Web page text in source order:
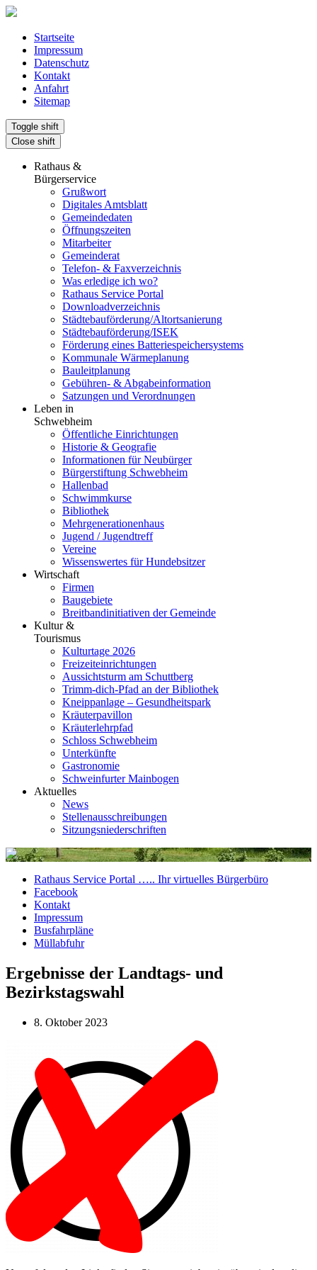
Startseite
Impressum
Datenschutz
Kontakt
Anfahrt
Sitemap
Toggle shift
Close shift
Rathaus &
Bürgerservice
Grußwort
Digitales Amtsblatt
Gemeindedaten
Öffnungszeiten
Mitarbeiter
Gemeinderat
Telefon- & Faxverzeichnis
Was erledige ich wo?
Rathaus Service Portal
Downloadverzeichnis
Städtebauförderung/Altortsanierung
Städtebauförderung/ISEK
Förderung eines Batteriespeichersystems
Kommunale Wärmeplanung
Bauleitplanung
Gebühren- & Abgabeinformation
Satzungen und Verordnungen
Leben in
Schwebheim
Öffentliche Einrichtungen
Historie & Geografie
Informationen für Neubürger
Bürgerstiftung Schwebheim
Hallenbad
Schwimmkurse
Bibliothek
Mehrgenerationenhaus
Jugend / Jugendtreff
Vereine
Wissenswertes für Hundebsitzer
Wirtschaft
Firmen
Baugebiete
Breitbandinitiativen der Gemeinde
Kultur &
Tourismus
Kulturtage 2026
Freizeiteinrichtungen
Aussichtsturm am Schuttberg
Trimm-dich-Pfad an der Bibliothek
Kneippanlage – Gesundheitspark
Kräuterpavillon
Kräuterlehrpfad
Schloss Schwebheim
Unterkünfte
Gastronomie
Schweinfurter Mainbogen
Aktuelles
News
Stellenausschreibungen
Sitzungsniederschriften
Rathaus Service Portal ….. Ihr virtuelles Bürgerbüro
Facebook
Kontakt
Impressum
Busfahrpläne
Müllabfuhr
Ergebnisse der Landtags- und
Bezirkstagswahl
8. Oktober 2023